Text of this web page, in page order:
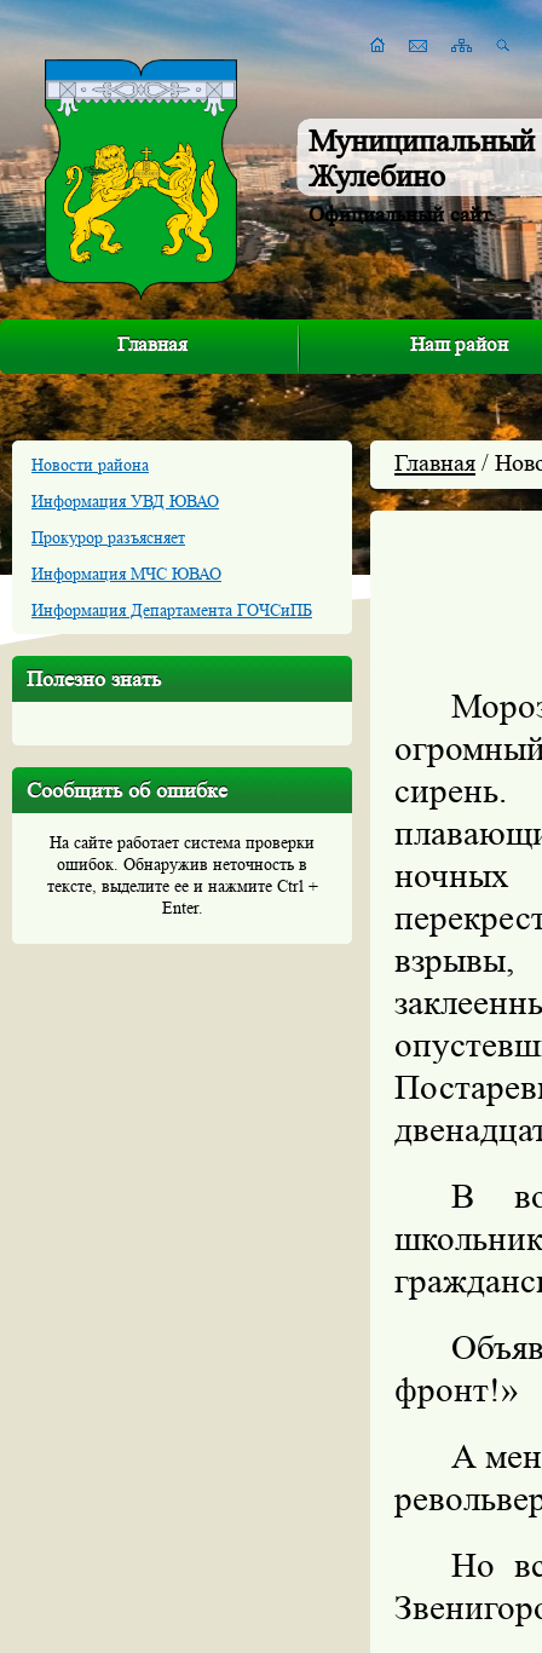
Муниципальный
Жулебино
Официальный сайт
Главная Наш район
Новости района
Информация УВД ЮВАО
Прокурор разъясняет
Информация МЧС ЮВАО
Информация Департамента ГОЧСиПБ
Полезно знать
Сообщить об ошибке
На сайте работает система проверки
ошибок. Обнаружив неточность в
тексте, выделите ее и нажмите Ctrl +
Enter.
Главная /
В
фронт!»
А
Но